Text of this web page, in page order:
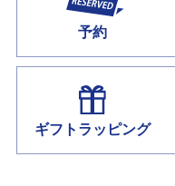
予約
ギフトラッピング